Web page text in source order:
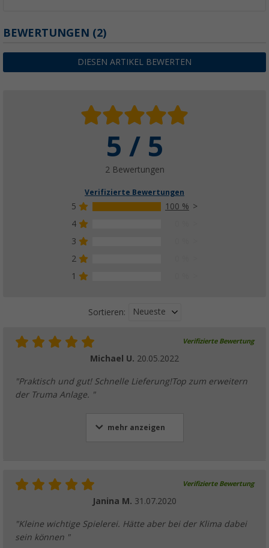
BEWERTUNGEN (2)
DIESEN ARTIKEL BEWERTEN
5 / 5
2 Bewertungen
Verifizierte Bewertungen
5
100 %
4
3
2
1
Sortieren: Neueste
Verifizierte Bewertung
Michael U. 20.05.2022
"Praktisch und gut! Schnelle Lieferung!Top zum erweitern
der Truma Anlage. "
mehr anzeigen
Verifizierte Bewertung
Janina M. 31.07.2020
"Kleine wichtige Spielerei. Hätte aber bei der Klima dabei
sein können "